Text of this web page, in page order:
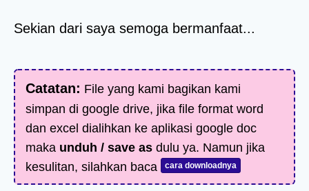
Sekian dari saya semoga bermanfaat...
Catatan: File yang kami bagikan kami
simpan di google drive, jika file format word
dan excel dialihkan ke aplikasi google doc
maka unduh / save as dulu ya. Namun jika
kesulitan, silahkan baca
cara downloadnya